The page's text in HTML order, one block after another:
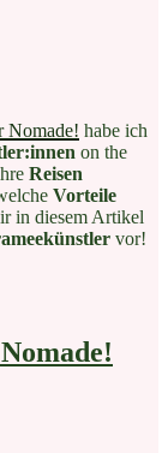
Nomade! habe ich
on the
Reisen
Vorteile
in diesem Artikel
vor!